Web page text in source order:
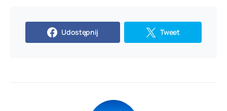
Udostępnij Tweet